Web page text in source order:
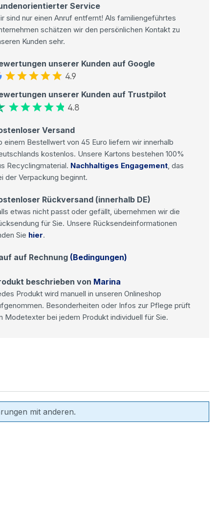
Service
sind nur einen Anruf entfernt! Als familiengeführtes
schätzen wir den persönlichen Kontakt zu
Kunden sehr.
unserer Kunden auf Google
4.9
unserer Kunden auf Trustpilot
4.8
Versand
einem Bestellwert von 45 Euro liefern wir innerhalb
kostenlos. Unsere Kartons bestehen 100%
Recyclingmaterial. Nachhaltiges Engagement, das
der Verpackung beginnt.
Rückversand (innerhalb DE)
etwas nicht passt oder gefällt, übernehmen wir die
für Sie. Unsere Rücksendeinformationen
Sie hier.
auf Rechnung (Bedingungen)
beschrieben von Marina
Produkt wird manuell in unseren Onlineshop
Besonderheiten oder Infos zur Pflege prüft
Modetexter bei jedem Produkt individuell für Sie.
mit anderen.